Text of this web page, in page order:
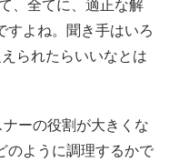
、全てに、適正な解
すよね。聞き手はいろ
られたらいいなとは
ーの役割が大きくな
のように調理するかで